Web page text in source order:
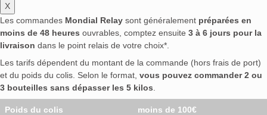
X
Les commandes Mondial Relay sont généralement préparées en
moins de 48 heures ouvrables, comptez ensuite 3 à 6 jours pour la
livraison dans le point relais de votre choix*.
Les tarifs dépendent du montant de la commande (hors frais de port)
et du poids du colis. Selon le format, vous pouvez commander 2 ou
3 bouteilles sans dépasser les 5 kilos
Poids du colis moins de 100€